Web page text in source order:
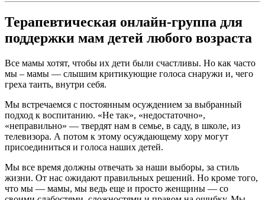
Терапевтическая онлайн-группа для
поддержки мам детей любого возраста
Все мамы хотят, чтобы их дети были счастливы. Но как часто
мы – мамы — слышим критикующие голоса снаружи и, чего
греха таить, внутри себя.
Мы встречаемся с постоянным осуждением за выбранный
подход к воспитанию. «Не так», «недостаточно»,
«неправильно» — твердят нам в семье, в саду, в школе, из
телевизора. А потом к этому осуждающему хору могут
присоединиться и голоса наших детей.
Мы все время должны отвечать за наши выборы, за стиль
жизни. От нас ожидают правильных решений. Но кроме того,
что мы — мамы, мы ведь еще и просто женщины — со